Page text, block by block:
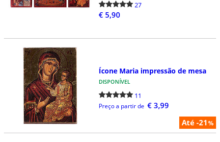
27
€ 5,90
Até -21%
Ícone Maria impressão de mesa
DISPONÍVEL
11
Preço a partir de € 3,99